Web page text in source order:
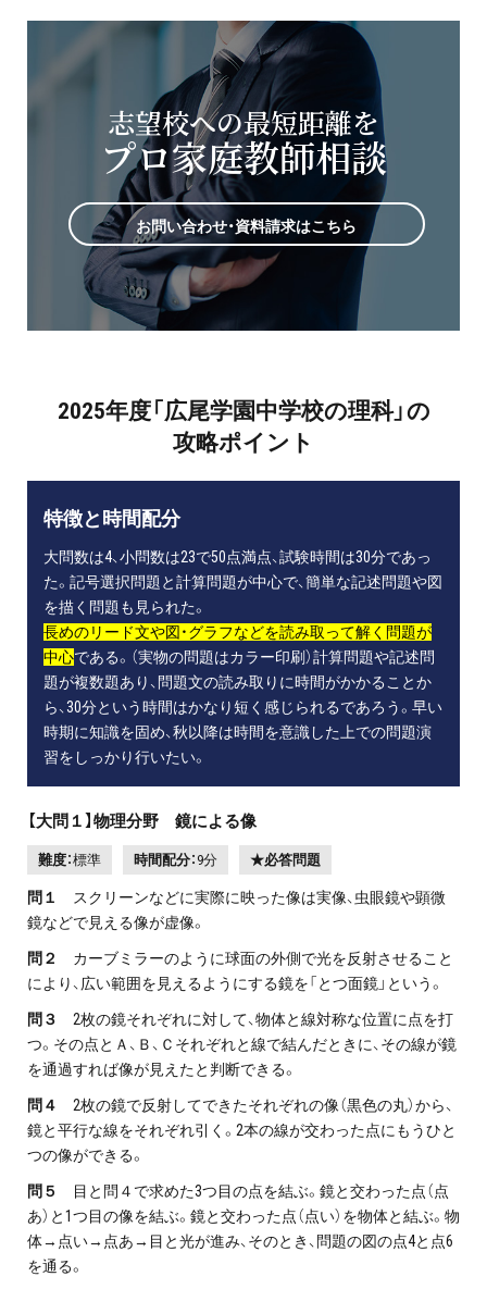
志望校への最短距離を
プロ家庭教師相談
お問い合わせ・資料請求はこちら
2025年度「広尾学園中学校の理科」の
攻略ポイント
特徴と時間配分
大問数は4、小問数は23で50点満点、試験時間は30分であっ
た。記号選択問題と計算問題が中心で、簡単な記述問題や図
を描く問題も見られた。
長めのリード文や図・グラフなどを読み取って解く問題が
中心である。（実物の問題はカラー印刷）計算問題や記述問
題が複数題あり、問題文の読み取りに時間がかかることか
ら、30分という時間はかなり短く感じられるであろう。早い
時期に知識を固め、秋以降は時間を意識した上での問題演
習をしっかり行いたい。
【大問１】物理分野 鏡による像
難度：標準 時間配分： 9分 ★必答問題
問１
スクリーンなどに実際に映った像は実像、虫眼鏡や顕微
鏡などで見える像が虚像。
問２
カーブミラーのように球面の外側で光を反射させること
により、広い範囲を見えるようにする鏡を「とつ面鏡」という。
問３
2枚の鏡それぞれに対して、物体と線対称な位置に点を打
つ。その点とＡ、Ｂ、Ｃそれぞれと線で結んだときに、その線が鏡
を通過すれば像が見えたと判断できる。
問４
2枚の鏡で反射してできたそれぞれの像（黒色の丸）から、
鏡と平行な線をそれぞれ引く。2本の線が交わった点にもうひと
つの像ができる。
問５
目と問４で求めた3つ目の点を結ぶ。鏡と交わった点（点
あ）と1つ目の像を結ぶ。鏡と交わった点（点い）を物体と結ぶ。物
体→点い→点あ→目と光が進み、そのとき、問題の図の点4と点6
を通る。